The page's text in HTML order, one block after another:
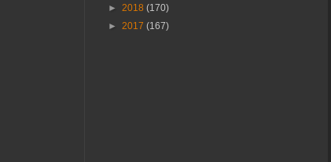
► 2018 (170)
► 2017 (167)